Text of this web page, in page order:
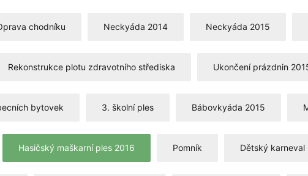
chodníku Neckyáda 2014 Neckyáda 2015
Rekonstrukce plotu zdravotního střediska Ukončení prázdnin
bytovek 3. školní ples Bábovkyáda 2015
Hasičský maškarní ples 2016 Pomník Dětský karneval